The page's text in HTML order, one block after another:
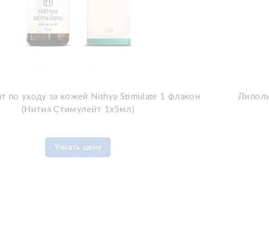
по уходу за кожей Nithya Stimulate 1 флакон
(Нития Стимулейт 1x5мл)
Узнать цену